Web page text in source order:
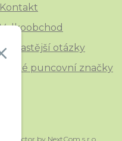
Kontakt
Velkoobchod
Nejčastější otázky
České puncovní značky
by NextCom s.r.o.